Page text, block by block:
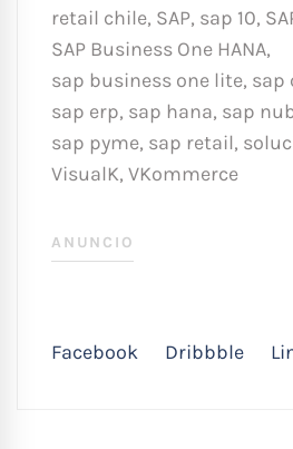
retail chile, SAP, sap 10,
SAP Business One HANA,
sap business one lite, sap
sap erp, sap hana, sap
sap pyme, sap retail,
VisualK, VKommerce
ANUNCIO
Facebook Dribbble